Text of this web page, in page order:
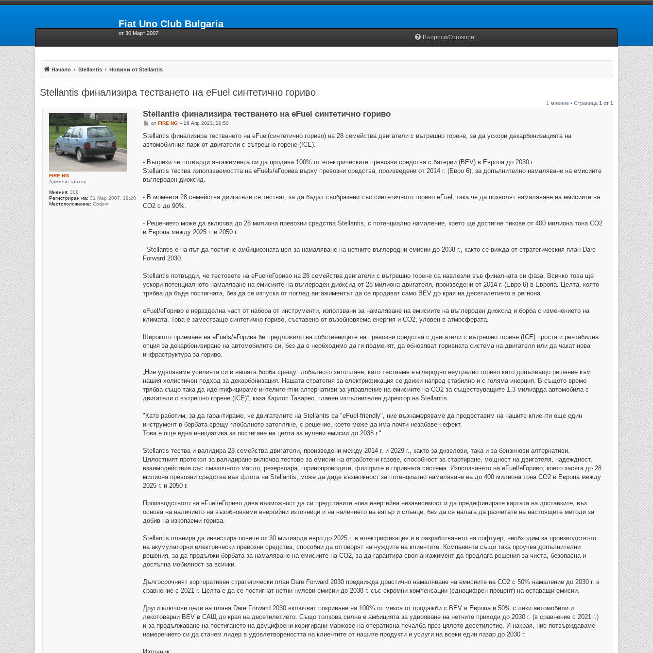
Fiat Uno Club Bulgaria
от 30 Март 2007
Въпроси/Отговори
Начало Stellantis Новини от Stellantis
Stellantis финализира тестването на eFuel синтетично гориво
1 мнение • Страница 1 от 1
FIRE NG
Администратор
Мнения: 308
Регистриран на: 31 Мар 2007, 19:20
Местоположение: София
Stellantis финализира тестването на eFuel синтетично гориво
М
е
и
от FIRE NG» 26 Апр 2023, 20:50
Stellantis финализира тестването на eFuel(синтетично гориво) на 28 семейства двигатели с вътрешно горене, за да ускори декарбонизацията на
автомобилния парк от двигатели с вътрешно горене (ICE).
- Въпреки че потвърди ангажимента си да продава 100% от електрическите превозни средства с батерии (BEV) в Европа до 2030 г.
Stellantis тества използваемостта на eFuels/еГорива върху превозни средства, произведени от 2014 г. (Евро 6), за допълнително намаляване на емисиите
въглероден диоксид.
- В момента 28 семейства двигатели се тестват, за да бъдат съобразени със синтетичното гориво eFuel, така че да позволят намаляване на емисиите на
CO2 с до 90%.
- Решението може да включва до 28 милиона превозни средства Stellantis, с потенциално намаление, което ще достигне пикове от 400 милиона тона CO2
в Европа между 2025 г. и 2050 г.
- Stellantis е на път да постигне амбициозната цел за намаляване на нетните въглеродни емисии до 2038 г., както се вижда от стратегическия план Dare
Forward 2030.
Stellantis потвърди, че тестовете на eFuel/еГориво на 28 семейства двигатели с вътрешно горене са навлезли във финалната си фаза. Всичко това ще
ускори потенциалното намаляване на емисиите на въглероден диоксид от 28 милиона двигателя, произведени от 2014 г. (Евро 6) в Европа. Целта, която
трябва да бъде постигната, без да се изпуска от поглед ангажиментът да се продават само BEV до края на десетилетието в региона.
eFuel/еГориво е неразделна част от набора от инструменти, използвани за намаляване на емисиите на въглероден диоксид и борба с изменението на
климата. Това е заместващо синтетично гориво, съставено от възобновяема енергия и CO2, уловен в атмосферата.
Широкото приемане на eFuels/еГорива би предложило на собствениците на превозни средства с двигатели с вътрешно горене (ICE) проста и рентабилна
опция за декарбонизиране на автомобилите си, без да е необходимо да ги подменят, да обновяват горивната система на двигателя или да чакат нова
инфраструктура за гориво.
„Ние удвояваме усилията си в нашата борба срещу глобалното затопляне, като тестваме въглеродно неутрално гориво като допълващо решение към
нашия холистичен подход за декарбонизация. Нашата стратегия за електрификация се движи напред стабилно и с голяма инерция. В същото време
трябва също така да идентифицираме интелигентни алтернативи за управление на емисиите на CO2 за съществуващите 1,3 милиарда автомобила с
двигатели с вътрешно горене (ICE)“, каза Карлос Таварес, главен изпълнителен директор на Stellantis.
"Като работим, за да гарантираме, че двигателите на Stellantis са "eFuel-friendly", ние възнамеряваме да предоставим на нашите клиенти още един
инструмент в борбата срещу глобалното затопляне, с решение, което може да има почти незабавен ефект.
Това е още една инициатива за постигане на целта за нулеви емисии до 2038 г."
Stellantis тества и валидира 28 семейства двигатели, произведени между 2014 г. и 2029 г., както за дизелови, така и за бензинови алтернативи.
Цялостният протокол за валидиране включва тестове за емисии на отработени газове, способност за стартиране, мощност на двигателя, надеждност,
взаимодействия със смазочното масло, резервоара, гopивoпpoвoдитe, филтрите и горивната система. Използването на eFuel/еГориво, което засяга до 28
милиона превозни средства във флота на Stellantis, може да даде възможност за потенциално намаляване на до 400 милиона тона CO2 в Европа между
2025 г. и 2050 г.
Производството на eFuel/еГориво дава възможност да си представите нова енергийна независимост и да предефинирате картата на доставките, въз
основа на наличието на възобновяеми енергийни източници и на наличието на вятър и слънце, без да се налага да разчитате на настоящите методи за
добив на изкопаеми горива.
Stellantis планира да инвестира повече от 30 милиарда евро до 2025 г. в електрификация и в разработването на софтуер, необходим за производството
на акумулаторни електрически превозни средства, способни да отговорят на нуждите на клиентите. Компанията също така проучва допълнителни
решения, за да продължи борбата за намаляване на емисиите на CO2, за да гарантира своя ангажимент да предлага решения за чиста, безопасна и
достъпна мобилност за всички.
Дългосрочният корпоративен стратегически план Dare Forward 2030 предвижда драстично намаляване на емисиите на CO2 с 50% намаление до 2030 г. в
сравнение с 2021 г. Целта е да се постигнат нетни нулеви емисии до 2038 г. със скромни компенсации (едноцифрен процент) на оставащи емисии.
Други ключови цели на плана Dare Forward 2030 включват покриване на 100% от микса от продажби с BEV в Европа и 50% с леки автомобили и
лекотоварни BEV в САЩ до края на десетилетието. Също толкова силна е амбицията за удвояване на нетните приходи до 2030 г. (в сравнение с 2021 г.)
и за продължаване на постигането на двуцифрени коригирани маржове на оперативна печалба през цялото десетилетие. И накрая, ние потвърждаваме
намерението си да станем лидер в удовлетвореността на клиентите от нашите продукти и услуги на всеки един пазар до 2030 г.
Източник: